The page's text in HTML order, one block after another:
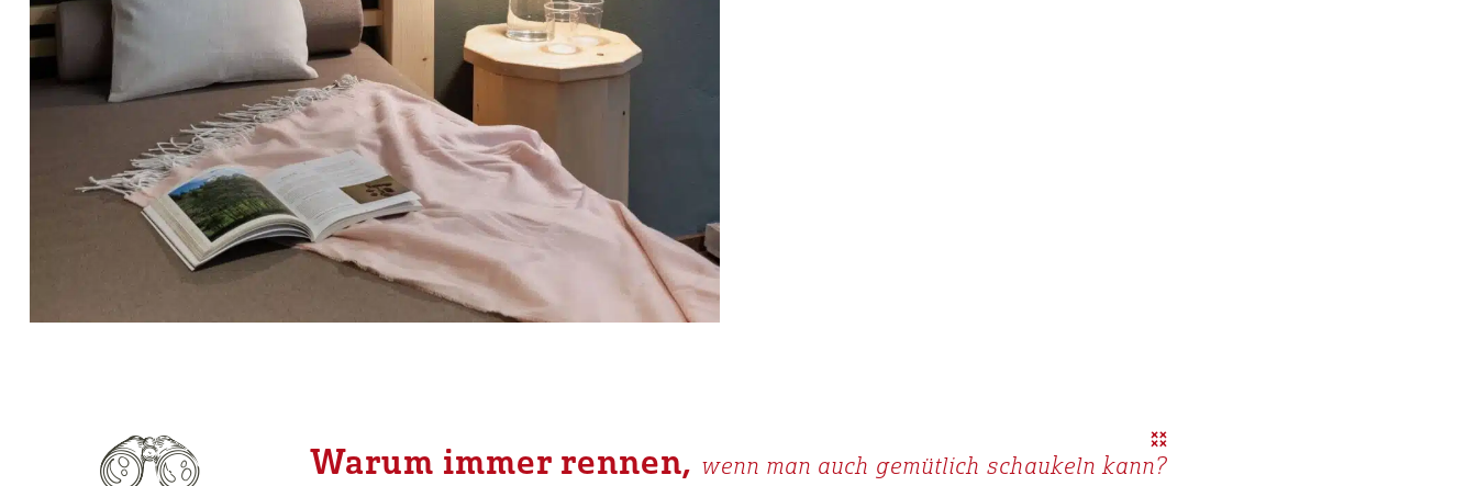
Warum immer rennen, wenn man auch gemütlich schaukeln kann?